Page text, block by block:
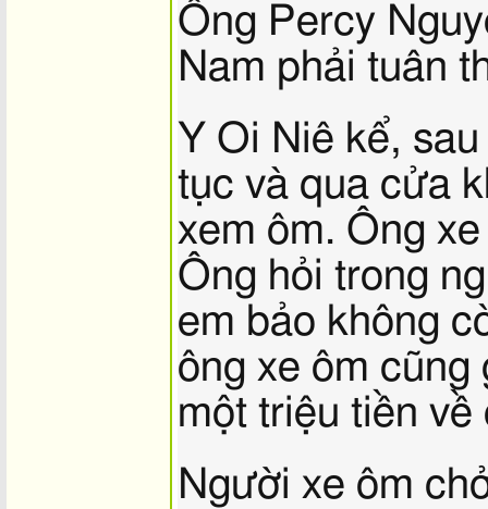
Ông Percy
Nam phải tuân
Y Oi Niê kể,
tục và qua cửa
xem ôm. Ông
Ông hỏi trong
em bảo không
ông xe ôm
một triệu tiền về
Người xe ôm